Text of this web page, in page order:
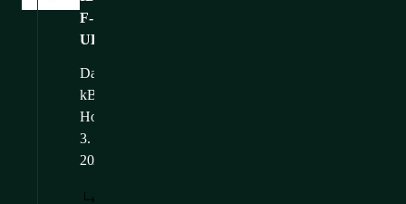
F-
UB06
Dateigröße: 107,13
kB
Hochgeladen: 12.
3.
2025